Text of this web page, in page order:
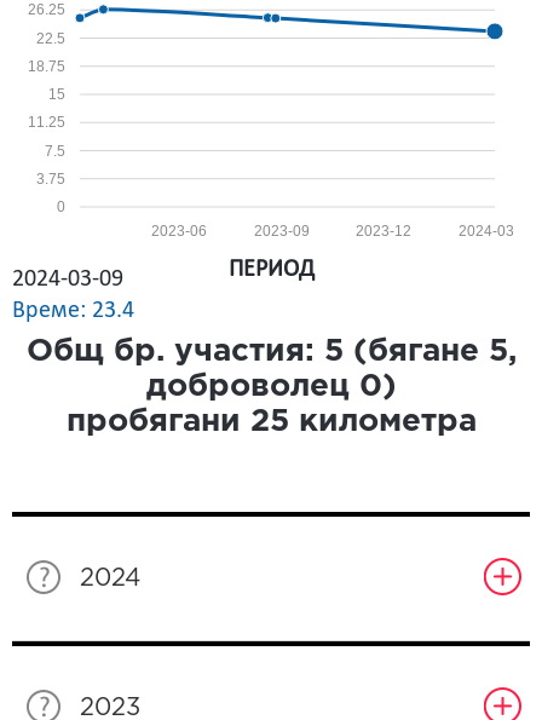
0
3.75
7.5
11.25
15
18.75
22.5
26.25
2024-03
2023-12
2023-09
2023-06
2024-03-09
Време: 23.4
ПЕРИОД
Общ бр. участия: 5 (бягане 5,
доброволец 0)
пробягани 25 километра
2024
2023